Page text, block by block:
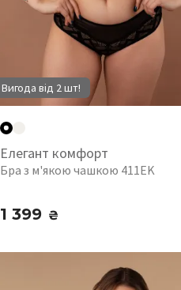
Вигода від 2 шт!
Елегант комфорт
Бра з м'якою чашкою 411EK
1 399 ₴